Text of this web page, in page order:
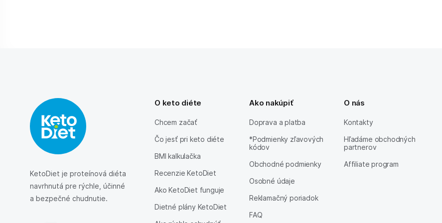
KetoDiet je proteínová diéta
navrhnutá pre rýchle, účinné
a bezpečné chudnutie.
O keto diéte
Chcem začať
Čo jesť pri keto diéte
BMI kalkulačka
Recenzie KetoDiet
Ako KetoDiet funguje
Dietné plány KetoDiet
Ako nakúpiť
Doprava a platba
*Podmienky zľavových
kódov
Obchodné podmienky
Osobné údaje
Reklamačný poriadok
FAQ
O nás
Kontakty
Hľadáme obchodných
partnerov
Affiliate program